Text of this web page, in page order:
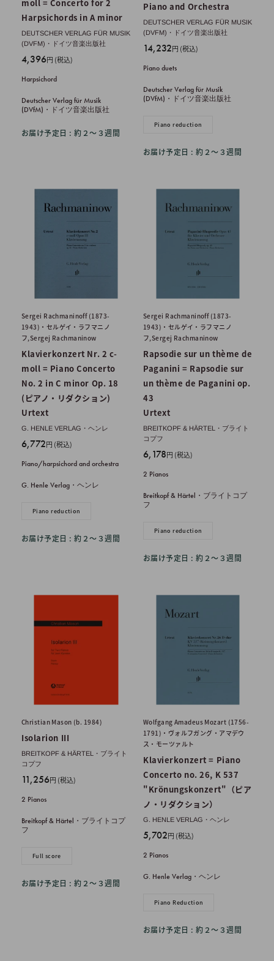
moll = Concerto for 2
Harpsichords in A minor
DEUTSCHER VERLAG FÜR MUSIK
(DVFM)・ドイツ音楽出版社
販
価
格
4,396円 (税込)
Harpsichord
Deutscher Verlag für Musik
(DVfM)・ドイツ音楽出版社
お届け予定日 : 約２〜３週間
Piano and Orchestra
DEUTSCHER VERLAG FÜR MUSIK
(DVFM)・ドイツ音楽出版社
販
価
格
14,232円 (税込)
Piano duets
Deutscher Verlag für Musik
(DVfM)・ドイツ音楽出版社
Piano reduction
お届け予定日 : 約２〜３週間
Sergei Rachmaninoff (1873-
1943)・セルゲイ・ラフマニノ
フ,Sergej Rachmaninow
Klavierkonzert Nr. 2 c-
moll = Piano Concerto
No. 2 in C minor Op. 18
(ピアノ・リダクション)
Urtext
G. HENLE VERLAG・ヘンレ
販
価
格
6,772円 (税込)
Piano/harpsichord and orchestra
G. Henle Verlag・ヘンレ
Piano reduction
お届け予定日 : 約２〜３週間
Sergei Rachmaninoff (1873-
1943)・セルゲイ・ラフマニノ
フ,Sergej Rachmaninow
Rapsodie sur un thème de
Paganini = Rapsodie sur
un thème de Paganini op.
43
Urtext
BREITKOPF & HÄRTEL・ブライト
コプフ
販
価
格
6,178円 (税込)
2 Pianos
Breitkopf & Härtel・ブライトコプ
フ
Piano reduction
お届け予定日 : 約２〜３週間
Christian Mason (b. 1984)
Isolarion III
BREITKOPF & HÄRTEL・ブライト
コプフ
販
価
格
11,256円 (税込)
2 Pianos
Breitkopf & Härtel・ブライトコプ
フ
Full score
お届け予定日 : 約２〜３週間
Wolfgang Amadeus Mozart (1756-
1791)・ヴォルフガング・アマデウ
ス・モーツァルト
Klavierkonzert = Piano
Concerto no. 26, K 537
"Krönungskonzert"（ピア
ノ・リダクション）
G. HENLE VERLAG・ヘンレ
販
価
格
5,702円 (税込)
2 Pianos
G. Henle Verlag・ヘンレ
Piano Reduction
お届け予定日 : 約２〜３週間